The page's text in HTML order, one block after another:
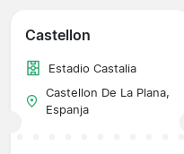
Castellon
Estadio Castalia
Castellon De La Plana,
Espanja